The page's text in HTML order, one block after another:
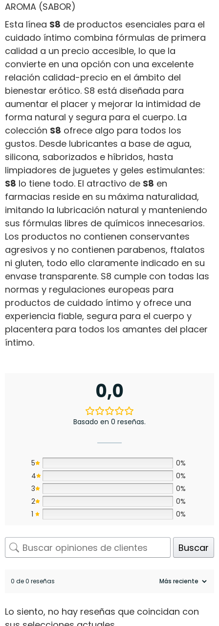
AROMA (SABOR)
Esta línea S8 de productos esenciales para el
cuidado íntimo combina fórmulas de primera
calidad a un precio accesible, lo que la
convierte en una opción con una excelente
relación calidad-precio en el ámbito del
bienestar erótico. S8 está diseñada para
aumentar el placer y mejorar la intimidad de
forma natural y segura para el cuerpo. La
colección S8 ofrece algo para todos los
gustos. Desde lubricantes a base de agua,
silicona, saborizados e híbridos, hasta
limpiadores de juguetes y geles estimulantes:
S8 lo tiene todo. El atractivo de S8 en
farmacias reside en su máxima naturalidad,
imitando la lubricación natural y manteniendo
sus fórmulas libres de químicos innecesarios.
Los productos no contienen conservantes
agresivos y no contienen parabenos, ftalatos
ni gluten, todo ello claramente indicado en su
envase transparente. S8 cumple con todas las
normas y regulaciones europeas para
productos de cuidado íntimo y ofrece una
experiencia fiable, segura para el cuerpo y
placentera para todos los amantes del placer
íntimo.
0,0
Basado en 0 reseñas.
5
0%
4
0%
3
0%
2
0%
1
0%
Buscar
0 de 0 reseñas
Lo siento, no hay reseñas que coincidan con